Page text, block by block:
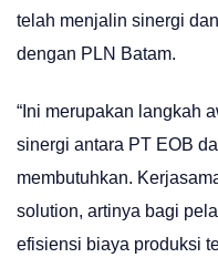
telah menjalin sinergi
dengan PLN Batam.
“Ini merupakan langkah
sinergi antara PT EOB
membutuhkan.
solution, artinya bagi
efisiensi biaya produksi